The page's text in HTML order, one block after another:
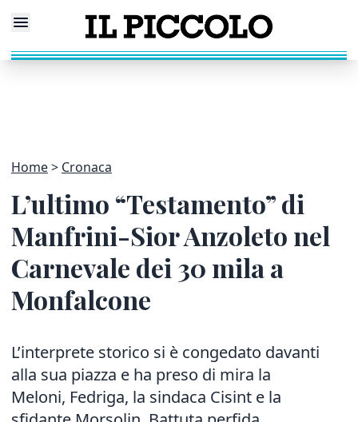
Home Cronaca
L’ultimo “Testamento” di
Manfrini-Sior Anzoleto nel
Carnevale dei 30 mila a
Monfalcone
L’interprete storico si è congedato davanti
alla sua piazza e ha preso di mira la
Meloni, Fedriga, la sindaca Cisint e la